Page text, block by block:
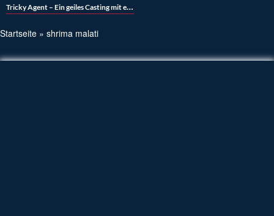
Tricky Agent – Ein geiles Casting mit einem geilen Blasestück das besamt wird – Creampie
Startseite » shrima malati